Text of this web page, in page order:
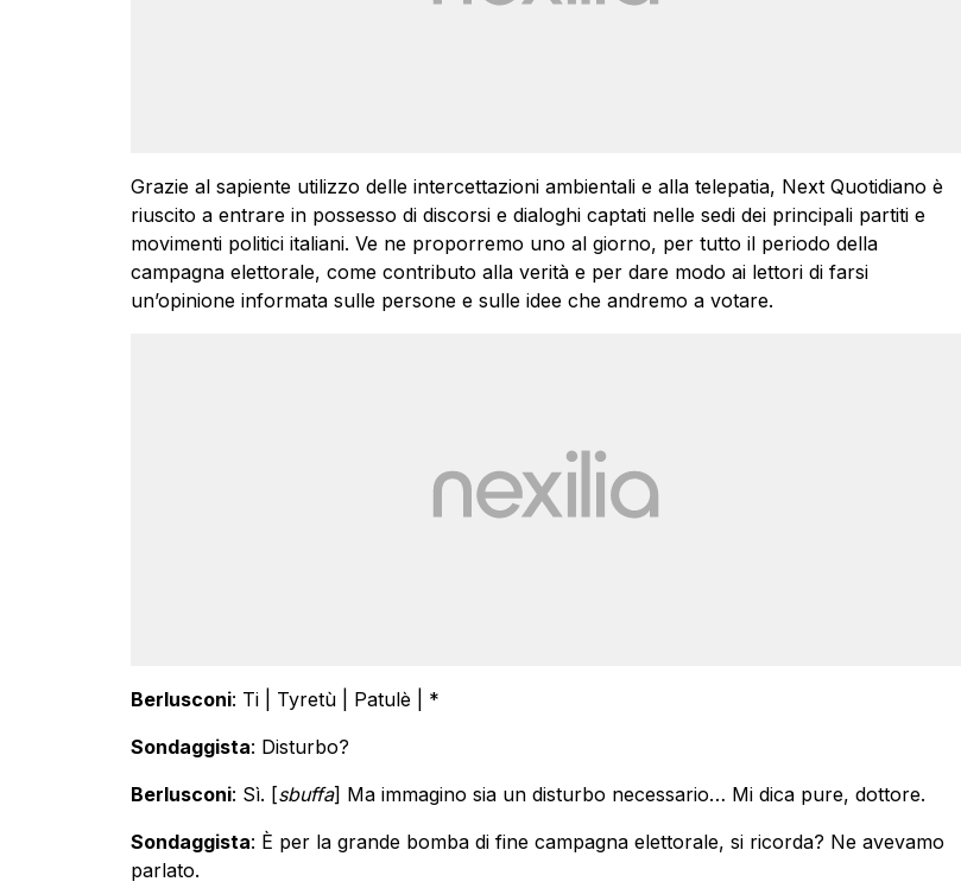
Grazie al sapiente utilizzo delle intercettazioni ambientali e alla telepatia, Next Quotidiano è
riuscito a entrare in possesso di discorsi e dialoghi captati nelle sedi dei principali partiti e
movimenti politici italiani. Ve ne proporremo uno al giorno, per tutto il periodo della
campagna elettorale, come contributo alla verità e per dare modo ai lettori di farsi
un’opinione informata sulle persone e sulle idee che andremo a votare.
Berlusconi: Ti | Tyretù | Patulè | *
Sondaggista: Disturbo?
Berlusconi: Sì. [sbuffa] Ma immagino sia un disturbo necessario… Mi dica pure, dottore.
Sondaggista: È per la grande bomba di fine campagna elettorale, si ricorda? Ne avevamo
parlato.